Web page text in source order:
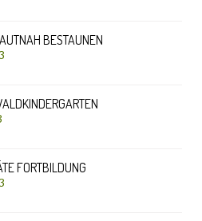
BESTAUNEN
FORTBILDUNG